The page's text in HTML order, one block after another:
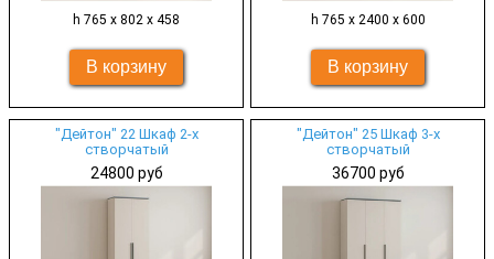
h 765 х 802 х 458 h 765 х 2400 х 600
"Дейтон" 22 Шкаф 2-х
створчатый
24800 руб
"Дейтон" 25 Шкаф 3-х
створчатый
36700 руб